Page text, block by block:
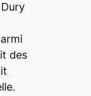
des